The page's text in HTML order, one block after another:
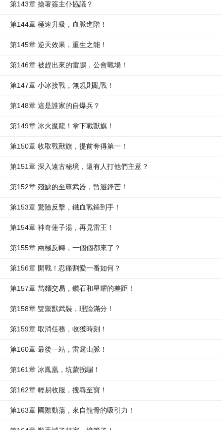
第143章 搶著簽主仆協議？
第144章 極速升級，血脈進階！
第145章 逆天效果，重生之能！
第146章 被趕出來的雷鵬，公會戰場！
第147章 小冰接戰，無規則亂戰！
第148章 這是誰家的自爆兵？
第149章 冰火魔龍！拿下戰獸旗！
第150章 收取戰獸旗，提前奪得第一！
第151章 深入遠古秘境，還有人打他們主意？
第152章 殘缺的至尊武器，暫避鋒芒！
第153章 驚險反擊，鐵血戰錘到手！
第154章 神奇蓮子湯，再見雷王！
第155章 兩極反轉，一個個都來了？
第156章 開戰！忍痛割愛一番如何？
第157章 當麵交易，鑽石和星耀的差距！
第158章 雙禦獸武裝，理論滿分！
第159章 取消任務，收獲時刻！
第160章 最後一站，雷霆山脈！
第161章 冰鳳凰，坑蒙拐騙！
第162章 輕易收服，搜尋至寶！
第163章 國際動蕩，來自龍骨的吸引力！